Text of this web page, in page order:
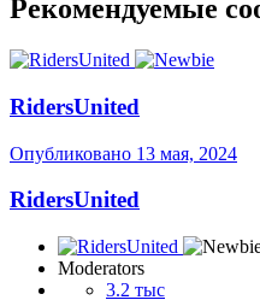
Рекомендуемые
RidersUnited
Опубликовано 13 мая, 2024
RidersUnited
Moderators
3.2 тыс